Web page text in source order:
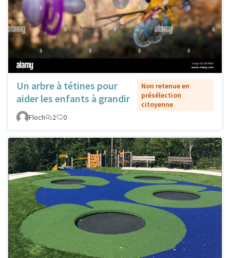
Un arbre à tétines pour
aider les enfants à grandir
Non retenue en
présélection
citoyenne
Floch
2 0